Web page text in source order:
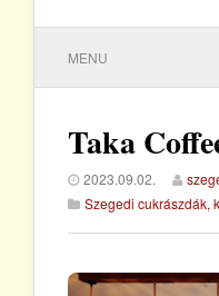
MENU
Taka
2023.09.02.
Szegedi cukrászdák,